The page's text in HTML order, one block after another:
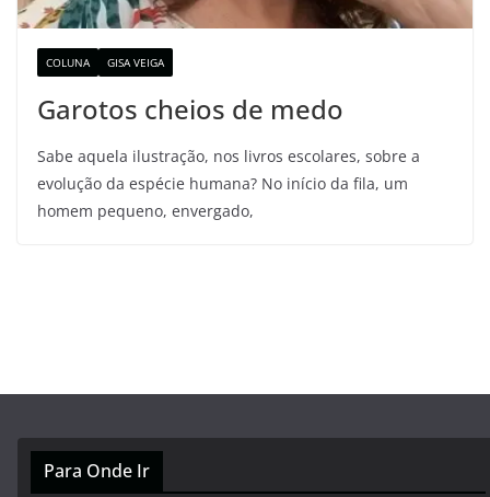
COLUNA GISA VEIGA
Garotos cheios de medo
Sabe aquela ilustração, nos livros escolares, sobre a
evolução da espécie humana? No início da fila, um
homem pequeno, envergado,
Para Onde Ir